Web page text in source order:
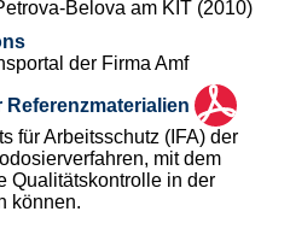
Belova am KIT (2010)
der Firma Amf
für Arbeitsschutz (IFA) der
mit dem
Qualitätskontrolle in der
können.